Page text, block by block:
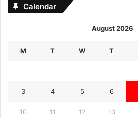
Calendar
August 2026
M T W T
3 4 5 6
10 11 12 13